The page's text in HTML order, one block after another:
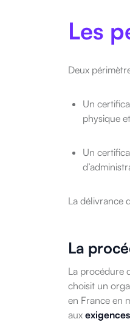
Les
Deux
Un
physique
Un
La délivrance
La
La procédure
choisit un
en France en
aux exigences